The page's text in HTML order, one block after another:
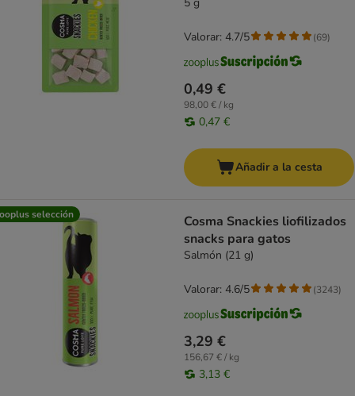
0,49 €
98,00 € / kg
0,47 €
Valorar: 4.7/5 (69)
Añadir a la cesta
selección
Cosma Snackies liofilizados
snacks para gatos
Salmón (21 g)
3,29 €
156,67 € / kg
3,13 €
Valorar: 4.6/5 (3243)